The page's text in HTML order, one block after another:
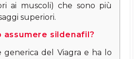
ai muscoli) che sono più
superiori.
assumere sildenafil?
generica del Viagra e ha lo